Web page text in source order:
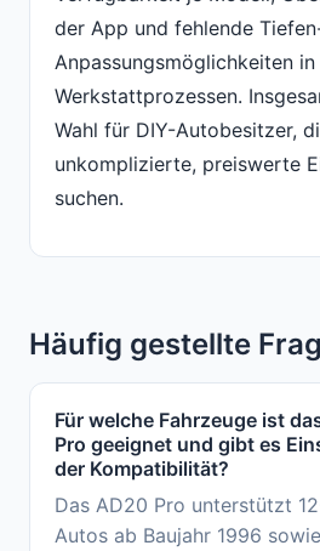
der App und fehlende
Anpassungsmöglichkeiten
Werkstattprozessen.
Wahl für DIY-Autobesitzer,
unkomplizierte, preiswerte
suchen.
Häufig gestellte
Für welche Fahrzeuge ist
Pro geeignet und gibt es
der Kompatibilität?
Das AD20 Pro unterstützt
Autos ab Baujahr 1996